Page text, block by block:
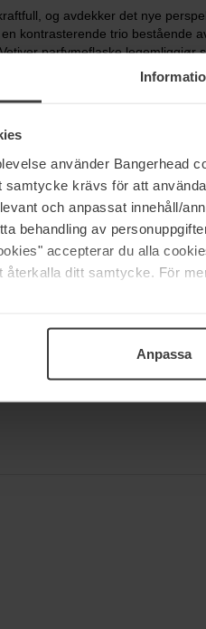
använder Bangerhead
samtycke krävs för att
och anpassat innehåll/
behandling av
accepterar du alla
återkalla ditt samtycke. För
Anpassa
og avdekker det nye
kontrasterende trio bestående
parfymeflaske legemliggjør
av fantasi takket være den
INFUSIONS DE PRADA
er et subtilt uttrykk for
av parfymemesteren Daniela
av ikoniske ingredienser
Duften er skarp og enkel,
i en flaske som
velkjente korken i Saffiano-skinn.
tilbyr en frisk nytelse av